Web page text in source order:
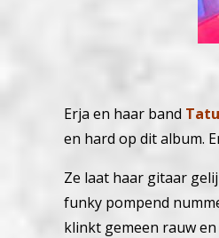
Erja en haar band
en hard op dit album.
Ze laat haar gitaar
funky pompend
klinkt gemeen rauw